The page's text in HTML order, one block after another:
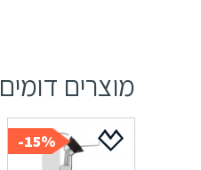
מוצרים דומים
15%-